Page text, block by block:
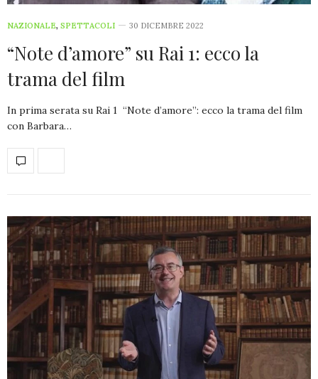
NAZIONALE, SPETTACOLI 30 DICEMBRE 2022
“Note d’amore” su Rai 1: ecco la
trama del film
In prima serata su Rai 1 “Note d’amore”: ecco la trama del film
con Barbara…